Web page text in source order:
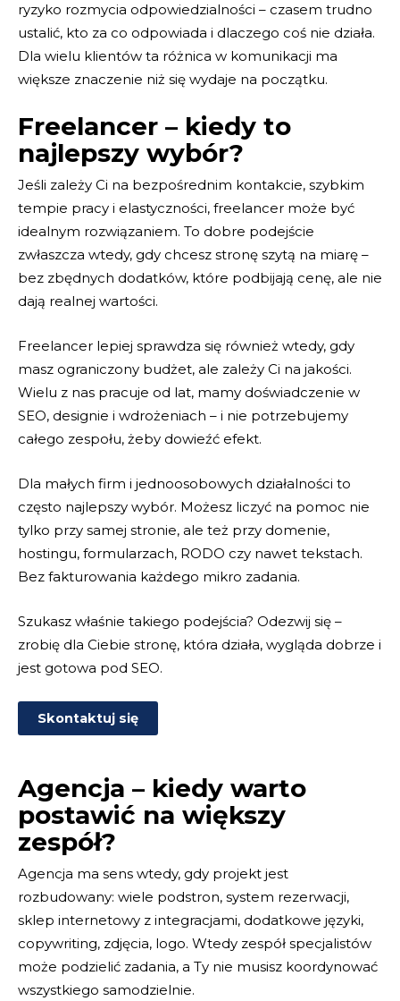
ryzyko rozmycia odpowiedzialności – czasem trudno
ustalić, kto za co odpowiada i dlaczego coś nie działa.
Dla wielu klientów ta różnica w komunikacji ma
większe znaczenie niż się wydaje na początku.
Freelancer – kiedy to
najlepszy wybór?
Jeśli zależy Ci na bezpośrednim kontakcie, szybkim
tempie pracy i elastyczności, freelancer może być
idealnym rozwiązaniem. To dobre podejście
zwłaszcza wtedy, gdy chcesz stronę szytą na miarę –
bez zbędnych dodatków, które podbijają cenę, ale nie
dają realnej wartości.
Freelancer lepiej sprawdza się również wtedy, gdy
masz ograniczony budżet, ale zależy Ci na jakości.
Wielu z nas pracuje od lat, mamy doświadczenie w
SEO, designie i wdrożeniach – i nie potrzebujemy
całego zespołu, żeby dowieźć efekt.
Dla małych firm i jednoosobowych działalności to
często najlepszy wybór. Możesz liczyć na pomoc nie
tylko przy samej stronie, ale też przy domenie,
hostingu, formularzach, RODO czy nawet tekstach.
Bez fakturowania każdego mikro zadania.
Szukasz właśnie takiego podejścia? Odezwij się –
zrobię dla Ciebie stronę, która działa, wygląda dobrze i
jest gotowa pod SEO.
Skontaktuj się
Agencja – kiedy warto
postawić na większy
zespół?
Agencja ma sens wtedy, gdy projekt jest
rozbudowany: wiele podstron, system rezerwacji,
sklep internetowy z integracjami, dodatkowe języki,
copywriting, zdjęcia, logo. Wtedy zespół specjalistów
może podzielić zadania, a Ty nie musisz koordynować
wszystkiego samodzielnie.